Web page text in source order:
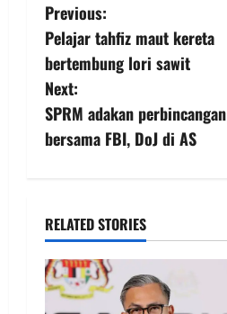
Previous:
Pelajar tahfiz maut kereta
bertembung lori sawit
Next:
SPRM adakan perbincangan
bersama FBI, DoJ di AS
RELATED STORIES